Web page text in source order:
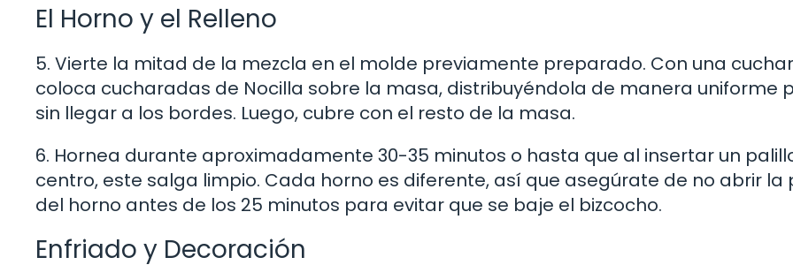
El Horno y el Relleno
5. Vierte la mitad de la mezcla en el molde previamente preparado. Con una
coloca cucharadas de Nocilla sobre la masa, distribuyéndola de manera uniforme
sin llegar a los bordes. Luego, cubre con el resto de la masa.
6. Hornea durante aproximadamente 30-35 minutos o hasta que al insertar un
centro, este salga limpio. Cada horno es diferente, así que asegúrate de no abrir la
del horno antes de los 25 minutos para evitar que se baje el bizcocho.
Enfriado y Decoración